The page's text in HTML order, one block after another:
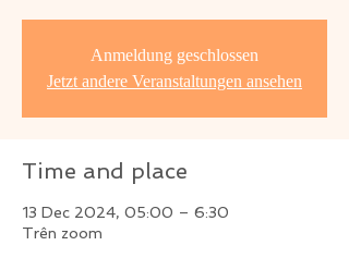
Anmeldung geschlossen
Jetzt andere Veranstaltungen ansehen
Time and place
13 Dec 2024, 05:00 – 6:30
Trên zoom